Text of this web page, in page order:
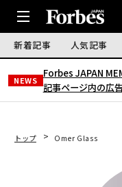
新着記事 人気記事
NEWS
Forbes JAPAN
記事ページ内の広
トップ Omer Glass